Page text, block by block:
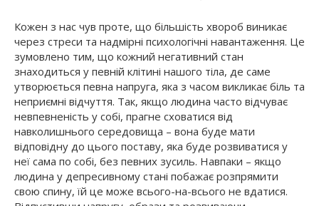
Кожен з нас чув проте, що більшість хвороб виникає
через стреси та надмірні психологічні навантаження. Це
зумовлено тим, що кожний негативний стан
знаходиться у певній клітині нашого тіла, де саме
утворюється певна напруга, яка з часом викликає біль та
неприємні відчуття. Так, якщо людина часто відчуває
невпевненість у собі, прагне сховатися від
навколишнього середовища – вона буде мати
відповідну до цього поставу, яка буде розвиватися у
неї сама по собі, без певних зусиль. Навпаки – якщо
людина у депресивному стані побажає розпрямити
свою спину, їй це може всього-на-всього не вдатися.